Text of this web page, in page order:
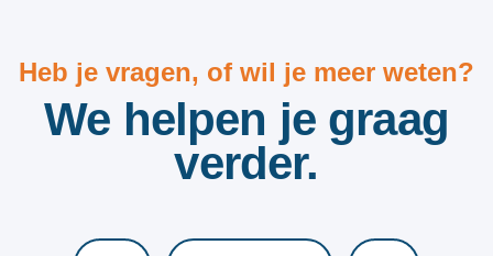
Heb je vragen, of wil je meer weten?
We helpen je graag
verder.